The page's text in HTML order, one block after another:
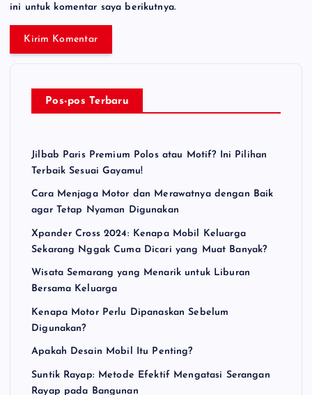
ini untuk komentar saya berikutnya.
Pos-pos Terbaru
Jilbab Paris Premium Polos atau Motif? Ini Pilihan
Terbaik Sesuai Gayamu!
Cara Menjaga Motor dan Merawatnya dengan Baik
agar Tetap Nyaman Digunakan
Xpander Cross 2024: Kenapa Mobil Keluarga
Sekarang Nggak Cuma Dicari yang Muat Banyak?
Wisata Semarang yang Menarik untuk Liburan
Bersama Keluarga
Kenapa Motor Perlu Dipanaskan Sebelum
Digunakan?
Apakah Desain Mobil Itu Penting?
Suntik Rayap: Metode Efektif Mengatasi Serangan
Rayap pada Bangunan